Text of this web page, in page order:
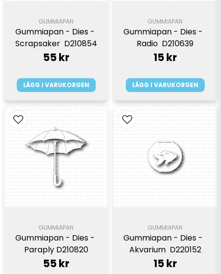
GUMMIAPAN
Gummiapan - Dies -
Scrapsaker  D210854
55 kr
LÄGG I VARUKORGEN
GUMMIAPAN
Gummiapan - Dies -
Radio  D210639
15 kr
LÄGG I VARUKORGEN
GUMMIAPAN
Gummiapan - Dies -
Paraply D210820
55 kr
GUMMIAPAN
Gummiapan - Dies -
Akvarium  D220152
15 kr